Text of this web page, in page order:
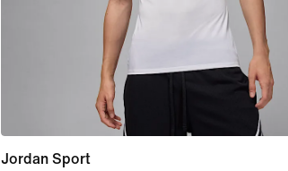
Jordan Sport